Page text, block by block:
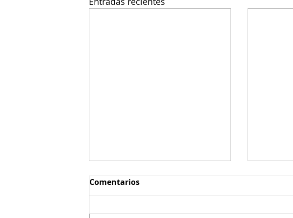
Comentarios